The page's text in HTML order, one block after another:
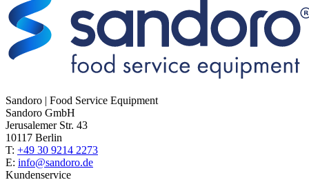
Sandoro | Food Service Equipment
Sandoro GmbH
Jerusalemer Str. 43
10117 Berlin
T: +49 30 9214 2273
E: info@sandoro.de
Kundenservice